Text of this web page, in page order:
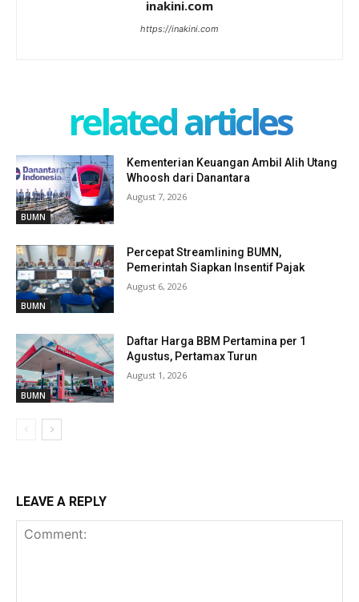
inakini.com
https://inakini.com
related articles
BUMN
Kementerian Keuangan Ambil Alih Utang
Whoosh dari Danantara
August 7, 2026
BUMN
Percepat Streamlining BUMN,
Pemerintah Siapkan Insentif Pajak
August 6, 2026
BUMN
Daftar Harga BBM Pertamina per 1
Agustus, Pertamax Turun
August 1, 2026
LEAVE A REPLY